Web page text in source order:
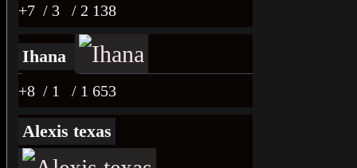
+7 / 3 / 2 138
Ihana
+8 / 1 / 1 653
Alexis texas